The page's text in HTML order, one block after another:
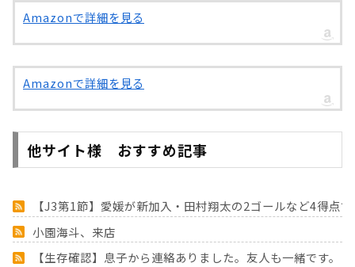
Amazonで詳細を見る
Amazonで詳細を見る
他サイト様 おすすめ記事
【J3第1節】愛媛が新加入・田村翔太の2ゴールなど4得
小園海斗、来店
【生存確認】息子から連絡ありました。友人も一緒です。